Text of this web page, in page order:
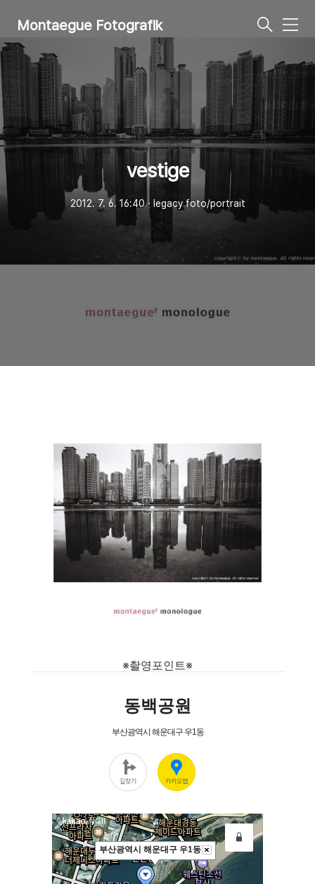
Montaegue Fotografik
메
vestige
2012. 7. 6. 16:40ㆍ legacy foto/portrait
※촬영포인트※